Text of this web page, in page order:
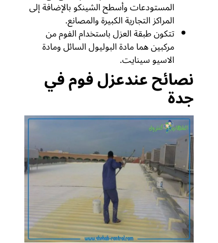
المستودعات وأسطح الشينكو بالإضافة إلى
المراكز التجارية الكبيرة والمصانع.
تتكون طبقة العزل باستخدام الفوم من
مركبين هما مادة البوليول السائل ومادة
الاسيو سينايت.
نصائح عندعزل فوم في
جدة